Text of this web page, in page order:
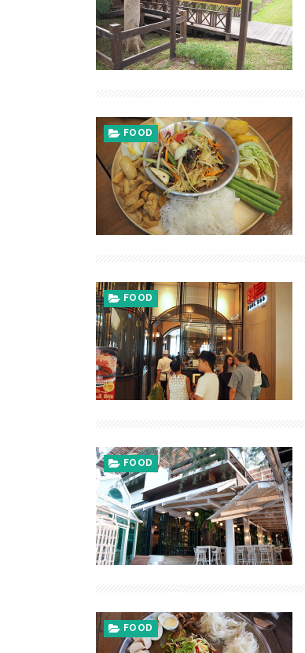
FOOD
FOOD
FOOD
FOOD